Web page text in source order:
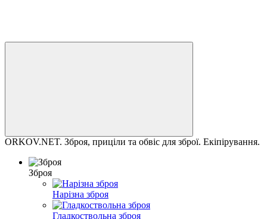
ORKOV.NET. Зброя, приціли та обвіс для зброї. Екіпірування.
Зброя
Нарізна зброя
Гладкоствольна зброя